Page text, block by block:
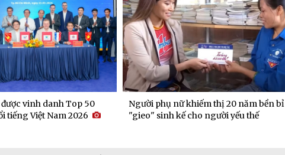
vinh danh Top 50
tiếng Việt Nam 2026
Người phụ nữ khiếm thị 20 năm bền bỉ
"gieo" sinh kế cho người yếu thế